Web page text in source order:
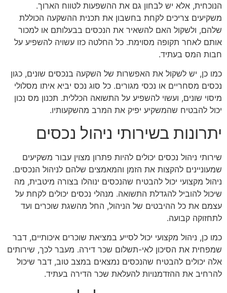
הנוכחית, אלא יש לבחון גם את ההשפעות לטווח הארוך.
משקיעים צריכים לקחת בחשבון את תכנית ההשקעה הכוללת
שלהם, ולשקול האם להשאיר את הנכסים בבעלותם או למכור
אותם לאחר תקופה מסוימת. כל החלטה כזו עשויה להשפיע על
חבות המס בעתיד.
כמו כן, יש לשקול את האפשרות של השקעה בנכסים שונים, כגון
נכסים מסחריים או נכסי מגורים. כל סוג נכס יביא איתו מסלולי
מיסוי שונים, ועשוי להשפיע על התשואה הכללית. תכנון מס נכון
יכול להבטיח שהמשקיע יפיק את המרב מהשקעותיו.
יתרונות בשירותי ניהול נכסים
שירותי ניהול נכסים יכולים להיות פתרון מצוין עבור משקיעים
שמעוניינים להקצות את הזמן והמאמצים שלהם לניהול הנכסים.
ניהול מקצועי יכול להבטיח שהנכסים ינוהלו בצורה מיטבית, מה
שיכול להוביל להגדלת התשואה. מנהלי נכסים יכולים לקחת על
עצמם את כל ההיבטים של הניהול, החל מהשגת שוכרים ועד
לתחזוקה קבועה.
כמו כן, ניהול מקצועי יכול לסייע במציאת שוכרים איכותיים, דבר
שמפחית את הסיכון לאי-תשלום שכר דירה. מעבר לכך, שירותים
אלה יכולים להבטיח שהנכסים נמצאים במצב טוב, דבר שיכול
להרחיב את ההזדמנויות להעלאת שכר הדירה בעתיד.